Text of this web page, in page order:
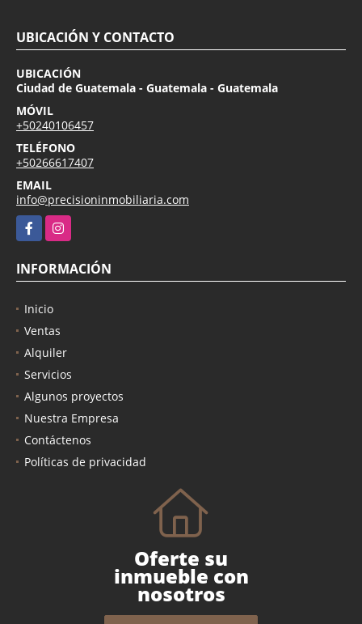
UBICACIÓN Y CONTACTO
UBICACIÓN
Ciudad de Guatemala - Guatemala - Guatemala
MÓVIL
+50240106457
TELÉFONO
+50266617407
EMAIL
info@precisioninmobiliaria.com
FacebookInstagram
INFORMACIÓN
Inicio
Ventas
Alquiler
Servicios
Algunos proyectos
Nuestra Empresa
Contáctenos
Políticas de privacidad
Oferte su
inmueble con
nosotros